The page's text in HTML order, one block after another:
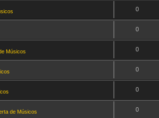
0
0
Músicos 0
0
0
de Músicos 0